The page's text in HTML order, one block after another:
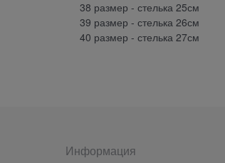
38 размер - стелька 25см
39 размер - стелька 26см
40 размер - стелька 27см
Информация